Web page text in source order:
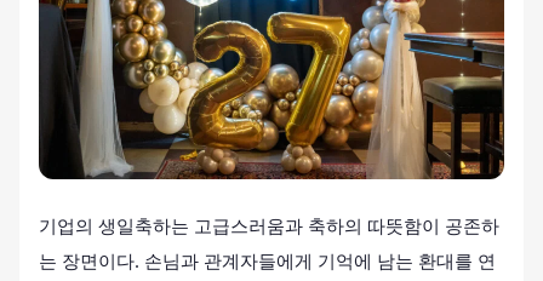
기업의 생일축하는 고급스러움과 축하의 따뜻함이 공존하
는 장면이다. 손님과 관계자들에게 기억에 남는 환대를 연